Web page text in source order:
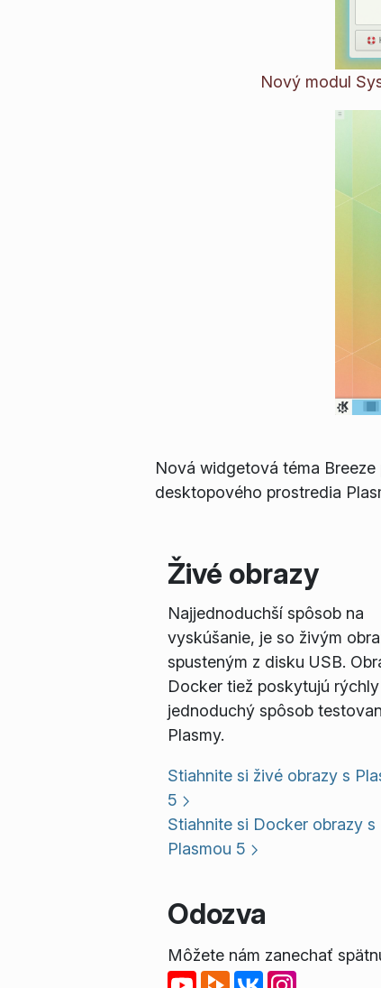
Nový modul
Nová widgetová téma
desktopového prostredia
Živé obrazy
Najjednoduchší spôsob na
vyskúšanie, je so živým
spusteným z disku USB.
Docker tiež poskytujú
jednoduchý spôsob
Plasmy.
Stiahnite si živé obrazy s
5
Stiahnite si Docker obrazy s
Plasmou 5
Odozva
Môžete nám zanechať